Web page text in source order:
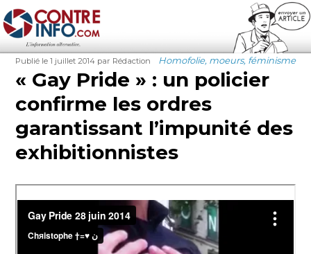
Contre-Info
Publié
Publié le 1 juillet 2014 Auteur
par Rédaction Catégories
Homofolie, moeurs, féminisme
« Gay Pride » : un policier
confirme les ordres
garantissant l’impunité des
exhibitionnistes